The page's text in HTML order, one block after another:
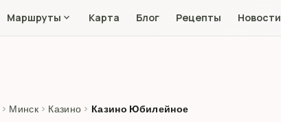
Маршруты expand_more Карта Блог Рецепты Новости
› Минск › Казино › Казино Юбилейное